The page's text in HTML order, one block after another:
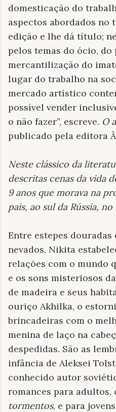
domesticação do
aspectos abordados no
edição e lhe dá título;
pelos temas do ócio,
mercantilização do
lugar do trabalho na
mercado artístico
possível vender
o não fazer”, escreve. O
publicado pela editora
Neste clássico da
descritas cenas da vida
9 anos que morava na
pais, ao sul da Rússia,
Entre estepes douradas
nevados, Nikita
relações com o mundo
e os sons misteriosos
de madeira e seus
ouriço Akhilka, o
brincadeiras com o
menina de laço na
despedidas. São as
infância de Aleksei
conhecido autor
romances para adultos,
tormentos, e para